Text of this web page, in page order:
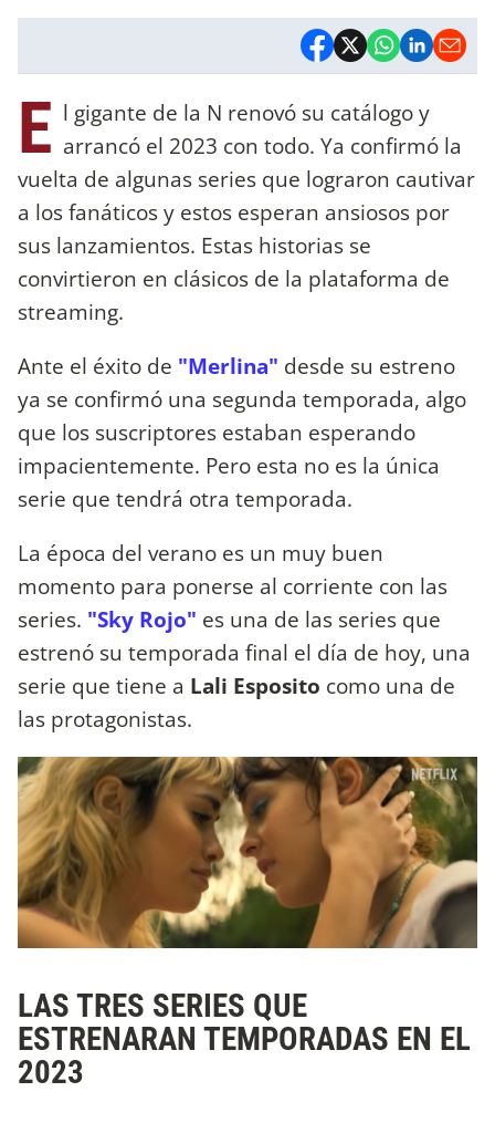
E l gigante de la N renovó su catálogo y
arrancó el 2023 con todo. Ya confirmó la
vuelta de algunas series que lograron cautivar
a los fanáticos y estos esperan ansiosos por
sus lanzamientos. Estas historias se
convirtieron en clásicos de la plataforma de
streaming.
Ante el éxito de "Merlina" desde su estreno
ya se confirmó una segunda temporada, algo
que los suscriptores estaban esperando
impacientemente. Pero esta no es la única
serie que tendrá otra temporada.
La época del verano es un muy buen
momento para ponerse al corriente con las
series. "Sky Rojo" es una de las series que
estrenó su temporada final el día de hoy, una
serie que tiene a Lali Esposito como una de
las protagonistas.
LAS TRES SERIES QUE
ESTRENARAN TEMPORADAS EN EL
2023